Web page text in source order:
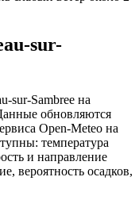
sur-
sur-Sambreе на
обновляются
Open-Meteo на
температура
и направление
вероятность осадков,